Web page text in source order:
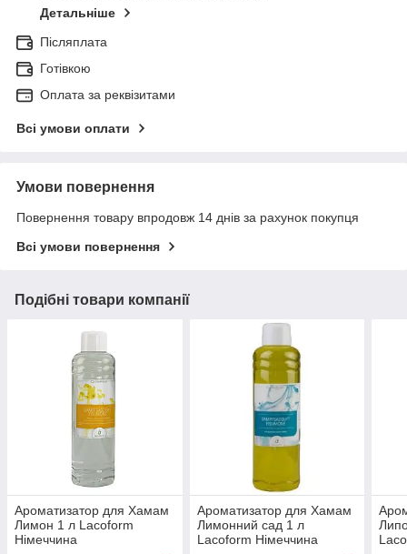
Детальніше
Післяплата
Готівкою
Оплата за реквізитами
Всі умови оплати
Умови повернення
Повернення товару впродовж 14 днів за рахунок покупця
Всі умови повернення
Подібні товари компанії
Ароматизатор для Хамам
Лимон 1 л Lacoform
Німеччина
Ароматизатор для Хамам
Лимонний сад 1 л
Lacoform Німеччина